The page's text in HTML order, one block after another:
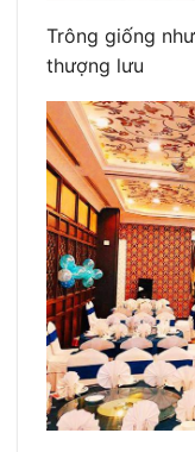
Trông giống
thượng lưu